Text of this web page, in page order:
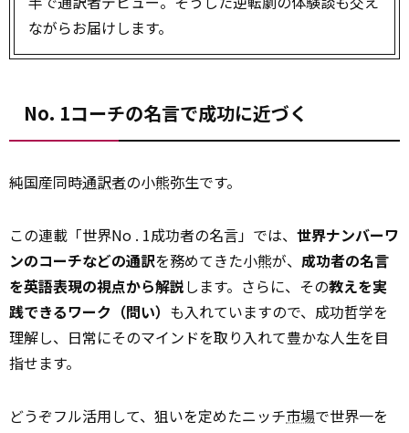
ながらお届けします。
No. 1コーチの名言で成功に近づく
純国産同時通訳者の小熊弥生です。
この連載「世界No . 1成功者の名言」では、 世界ナンバーワ
ンのコーチなどの通訳を務めてきた小熊が、 成功者の名言
を英語表現の視点から解説します。さらに、その教えを実
践できるワーク（問い） も入れていますので、成功哲学を
理解し、日常にそのマインドを取り入れて豊かな人生を目
指せます。
どうぞフル活用して、狙いを定めたニッチ市場で世界一を